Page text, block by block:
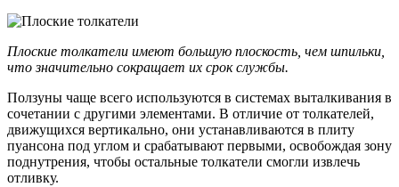
Плоские толкатели имеют большую плоскость, чем шпильки,
что значительно сокращает их срок службы.
Ползуны чаще всего используются в системах выталкивания в
сочетании с другими элементами. В отличие от толкателей,
движущихся вертикально, они устанавливаются в плиту
пуансона под углом и срабатывают первыми, освобождая зону
поднутрения, чтобы остальные толкатели смогли извлечь
отливку.